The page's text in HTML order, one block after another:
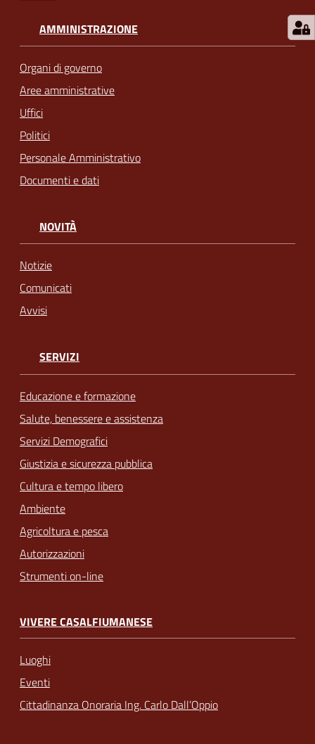
AMMINISTRAZIONE
Organi di governo
Aree amministrative
Uffici
Politici
Personale Amministrativo
Documenti e dati
NOVITÀ
Notizie
Comunicati
Avvisi
SERVIZI
Educazione e formazione
Salute, benessere e assistenza
Servizi Demografici
Giustizia e sicurezza pubblica
Cultura e tempo libero
Ambiente
Agricoltura e pesca
Autorizzazioni
Strumenti on-line
VIVERE CASALFIUMANESE
Luoghi
Eventi
Cittadinanza Onoraria Ing. Carlo Dall’Oppio